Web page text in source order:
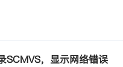
，显示网络错误